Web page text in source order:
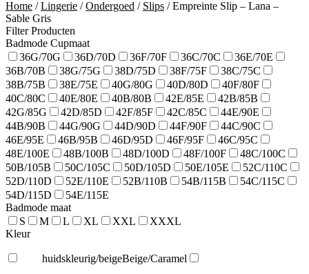
Home /Lingerie /Ondergoed / Slips /Empreinte Slip – Lana –
Sable Gris
Filter Producten
Badmode Cupmaat
36G/70G
36D/70D 36F/70F 36C/70C
36E/70E
36B/70B
38G/75G 38D/75D 38F/75F
38C/75C
38B/75B
38E/75E 40G/80G 40D/80D
40F/80F
40C/80C
40E/80E 40B/80B 42E/85E
42B/85B
42G/85G
42D/85D 42F/85F 42C/85C
44E/90E
44B/90B
44G/90G 44D/90D 44F/90F
44C/90C
46E/95E
46B/95B 46D/95D 46F/95F
46C/95C
48E/100E
48B/100B 48D/100D 48F/100F
48C/100C
50B/105B
50C/105C 50D/105D 50E/105E
52C/110C
52D/110D
52E/110E 52B/110B 54B/115B
54C/115C
54D/115D
54E/115E
Badmode maat
S
M L XL XXL
XXXL
Kleur
huidskleurig/beigeBeige/Caramel